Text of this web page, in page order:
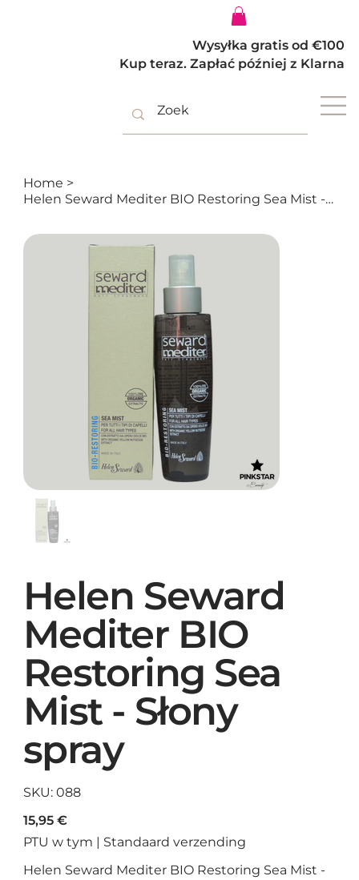
Wysyłka gratis od €100
Kup teraz. Zapłać później z Klarna
Home >
Helen Seward Mediter BIO Restoring Sea Mist - Słony spray
Helen Seward
Mediter BIO
Restoring Sea
Mist - Słony
spray
SKU: SKU
088
088
Cena
15,95 €
PTU w tym | Standaard verzending
Helen Seward Mediter BIO Restoring Sea Mist -